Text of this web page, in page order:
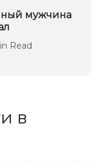
мужчина
Read
в